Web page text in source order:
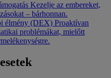
Kezelje az embereket,
– bárhonnan.
élmény (DEX) Proaktívan
problémákat, mielőtt